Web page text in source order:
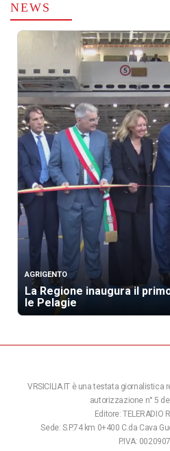
NEWS
AGRIGENTO
La Regione inaugura il
le Pelagie
VRSICILIA.IT è una testata giornalistica
autorizzazione n° 5
Editore: TELERADIO
Sede: S.P.74 km 0+400 C.da Cava
P.IVA: